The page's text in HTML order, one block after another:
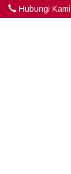
Hubungi Kami